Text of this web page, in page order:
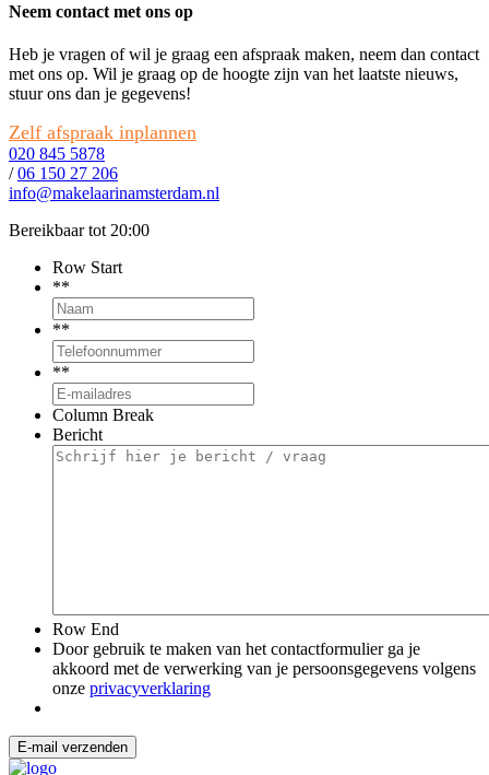
Neem contact met ons op
Heb je vragen of wil je graag een afspraak maken, neem dan contact
met ons op. Wil je graag op de hoogte zijn van het laatste nieuws,
stuur ons dan je gegevens!
Zelf afspraak inplannen
020 845 5878
/ 06 150 27 206
info@makelaarinamsterdam.nl
Bereikbaar tot 20:00
Row Start
**
**
**
Column Break
Bericht
Row End
Door gebruik te maken van het contactformulier ga je
akkoord met de verwerking van je persoonsgegevens volgens
onze privacyverklaring
E-mail verzenden